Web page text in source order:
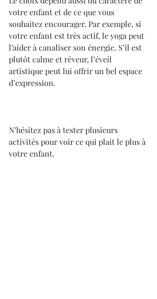
votre enfant et de ce que vous
souhaitez encourager. Par exemple, si
votre enfant est très actif, le yoga peut
l’aider à canaliser son énergie. S’il est
plutôt calme et rêveur, l’éveil
artistique peut lui offrir un bel espace
d’expression.
N’hésitez pas à tester plusieurs
activités pour voir ce qui plait le plus à
votre enfant.